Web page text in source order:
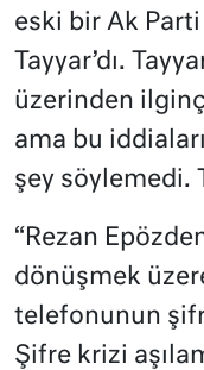
eski bir Ak
Tayyar’dı.
üzerinden
ama bu
şey söylemedi.
“Rezan
dönüşmek
telefonunun
Şifre krizi